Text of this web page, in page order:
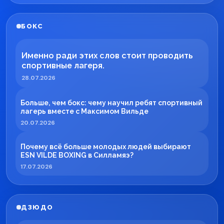
БОКС
Именно ради этих слов стоит проводить
спортивные лагеря.
28.07.2026
Больше, чем бокс: чему научил ребят спортивный
лагерь вместе с Максимом Вильде
20.07.2026
Почему всё больше молодых людей выбирают
ESN VILDE BOXING в Силламяэ?
17.07.2026
ДЗЮДО